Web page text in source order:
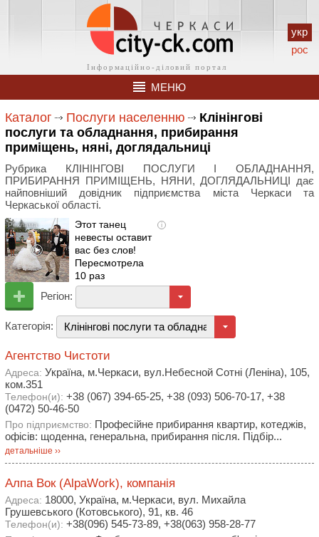
укр
рос
МЕНЮ
Каталог Послуги населенню
Клінінгові
послуги та обладнання, прибирання
приміщень, няні, доглядальниці
Рубрика КЛІНІНГОВІ ПОСЛУГИ І ОБЛАДНАННЯ,
ПРИБИРАННЯ ПРИМІЩЕНЬ, НЯНИ, ДОГЛЯДАЛЬНИЦІ дає
найповніший довідник підприємства міста Черкаси та
Черкаської області.
i
Этот танец
невесты оставит
вас без слов!
Пересмотрела
10 раз
Регіон:
Категорія: Клінінгові послуги та обладнання, прибирання
Агентство Чистоти
Адреса: Україна, м.Черкаси, вул.Небесной Сотні (Леніна), 105,
ком.351
Телефон(и): +38 (067) 394-65-25, +38 (093) 506-70-17, +38
(0472) 50-46-50
Про підприємство: Професійне прибирання квартир, котеджів,
офісів: щоденна, генеральна, прибирання після. Підбір...
детальніше ››
Алпа Вок (AlpaWork), компанія
Адреса: 18000, Україна, м.Черкаси, вул. Михайла
Грушевського (Котовського), 91, кв. 46
Телефон(и): +38(096) 545-73-89, +38(063) 958-28-77